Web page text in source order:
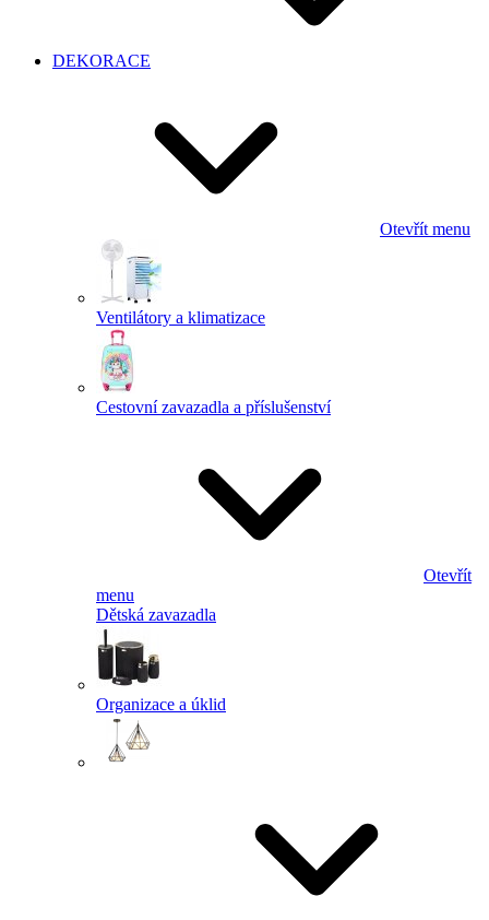
DEKORACE
Otevřít menu
Ventilátory a klimatizace
Cestovní zavazadla a příslušenství
Otevřít
menu
Dětská zavazadla
Organizace a úklid